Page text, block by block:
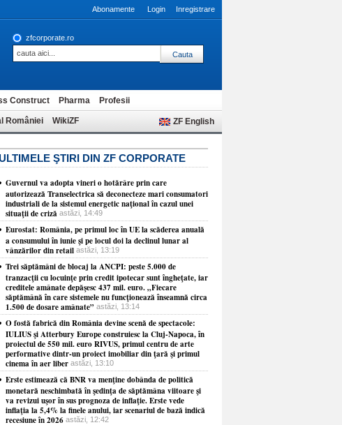
Abonamente Login Inregistrare
zfcorporate.ro
Construct Pharma Profesii
României WikiZF ZF English
ŞTIRI DIN ZF CORPORATE
Guvernul va adopta vineri o hotărâre prin care
autorizează Transelectrica să deconecteze mari consumatori
industriali de la sistemul energetic naţional în cazul unei
situaţii de criză astăzi, 14:49
Eurostat: România, pe primul loc în UE la scăderea anuală
a consumului în iunie şi pe locul doi la declinul lunar al
vânzărilor din retail astăzi, 13:19
Trei săptămâni de blocaj la ANCPI: peste 5.000 de
tranzacţii cu locuinţe prin credit ipotecar sunt îngheţate, iar
creditele amânate depăşesc 437 mil. euro. „Fiecare
săptămână în care sistemele nu funcţionează înseamnă circa
1.500 de dosare amânate” astăzi, 13:14
O fostă fabrică din România devine scenă de spectacole:
IULIUS şi Atterbury Europe construiesc la Cluj-Napoca, în
proiectul de 550 mil. euro RIVUS, primul centru de arte
performative dintr-un proiect imobiliar din ţară şi primul
cinema în aer liber astăzi, 13:10
Erste estimează că BNR va menţine dobânda de politică
monetară neschimbată în şedinţa de săptămâna viitoare şi
va revizui uşor în sus prognoza de inflaţie. Erste vede
inflaţia la 5,4% la finele anului, iar scenariul de bază indică
recesiune în 2026 astăzi, 12:42